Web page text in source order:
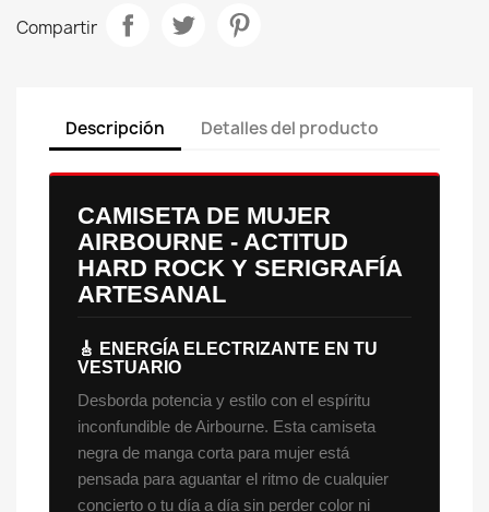
Compartir
Descripción Detalles del producto
CAMISETA DE MUJER
AIRBOURNE - ACTITUD
HARD ROCK Y SERIGRAFÍA
ARTESANAL
🎸 ENERGÍA ELECTRIZANTE EN TU
VESTUARIO
Desborda potencia y estilo con el espíritu
inconfundible de Airbourne. Esta camiseta
negra de manga corta para mujer está
pensada para aguantar el ritmo de cualquier
concierto o tu día a día sin perder color ni